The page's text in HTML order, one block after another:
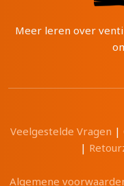
Meer leren over
Veelgestelde Vragen |
|
Algemene